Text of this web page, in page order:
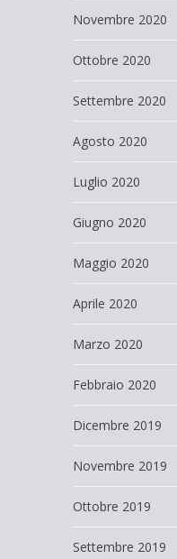
Novembre 2020
Ottobre 2020
Settembre 2020
Agosto 2020
Luglio 2020
Giugno 2020
Maggio 2020
Aprile 2020
Marzo 2020
Febbraio 2020
Dicembre 2019
Novembre 2019
Ottobre 2019
Settembre 2019